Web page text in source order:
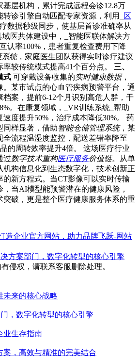
基层机构，累计完成远程会诊12.8万
诊引擎自动匹配专家资源，利用_
区
数据秒级同步，使基层首诊准确率从
域医共体建设中，_智能医联体解决方
认率100%，患者重复检查费用下降
统，家庭医生团队获得实时诊疗建议
较传统模式提高41个百分点。 三、
式 可穿戴设备收集的实时健康数据，
。某市试点的心血管疾病预警平台，通
案，提前6-12个月识别高危人群，干
。在康复领域，_VR训练系统_帮助
度提升50%，治疗成本降低30%。 药
同样显著，借助智能仓储管理系统，某
全流程温湿度监控，配送差错率降至
的周转效率提升4倍。 这场医疗行业
过数字技术重构医疗服务价值链。从单
机构信息化到生态数字化，技术创新正
的新方程式。当CT影像可以实时传输
当AI模型能预警潜在的健康风险，
突破，更是整个医疗健康服务体系的重
造企业官方网站，助力品牌飞跃-网站
方案部门，数字化转型的核心引擎
侵权，请联系客服删除处理。
未来的核心战略
，数字化转型的核心引擎
业生存指南
案，高效与精准的完美结合